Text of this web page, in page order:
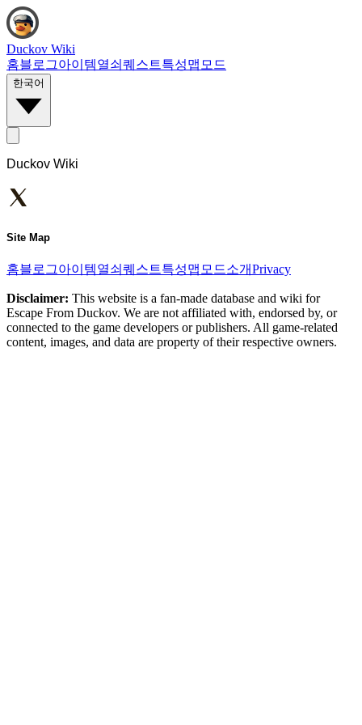
Duckov Wiki
홈블로그아이템열쇠 퀘스트특성맵 모드
한국어
Duckov Wiki
Site Map
홈블로그아이템열쇠 퀘스트특성맵 모드소개Privacy
Disclaimer: This website is a fan-made database and wiki for
Escape From Duckov. We are not affiliated with, endorsed by, or
connected to the game developers or publishers. All game-related
content, images, and data are property of their respective owners.